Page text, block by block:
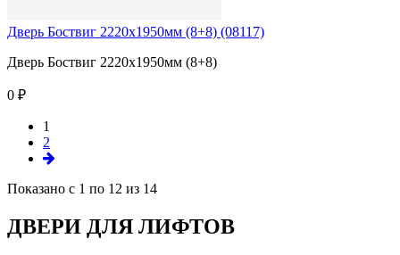
Дверь Боствиг 2220х1950мм (8+8) (08117)
Дверь Боствиг 2220х1950мм (8+8)
0 ₽
1
2
Показано с 1 по 12 из 14
ДВЕРИ ДЛЯ ЛИФТОВ